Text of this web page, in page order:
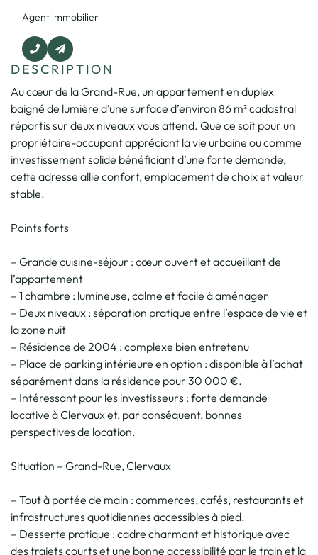
DESCRIPTION
Au cœur de la Grand-Rue, un appartement en duplex
baigné de lumière d’une surface d’environ 86 m² cadastral
répartis sur deux niveaux vous attend. Que ce soit pour un
propriétaire-occupant appréciant la vie urbaine ou comme
investissement solide bénéficiant d’une forte demande,
cette adresse allie confort, emplacement de choix et valeur
stable.
Points forts
– Grande cuisine-séjour : cœur ouvert et accueillant de
l’appartement
– 1 chambre : lumineuse, calme et facile à aménager
– Deux niveaux : séparation pratique entre l’espace de vie et
la zone nuit
– Résidence de 2004 : complexe bien entretenu
– Place de parking intérieure en option : disponible à l’achat
séparément dans la résidence pour 30 000 €.
– Intéressant pour les investisseurs : forte demande
locative à Clervaux et, par conséquent, bonnes
perspectives de location.
Situation – Grand-Rue, Clervaux
– Tout à portée de main : commerces, cafés, restaurants et
infrastructures quotidiennes accessibles à pied.
– Desserte pratique : cadre charmant et historique avec
des trajets courts et une bonne accessibilité par le train et la
Agent immobilier